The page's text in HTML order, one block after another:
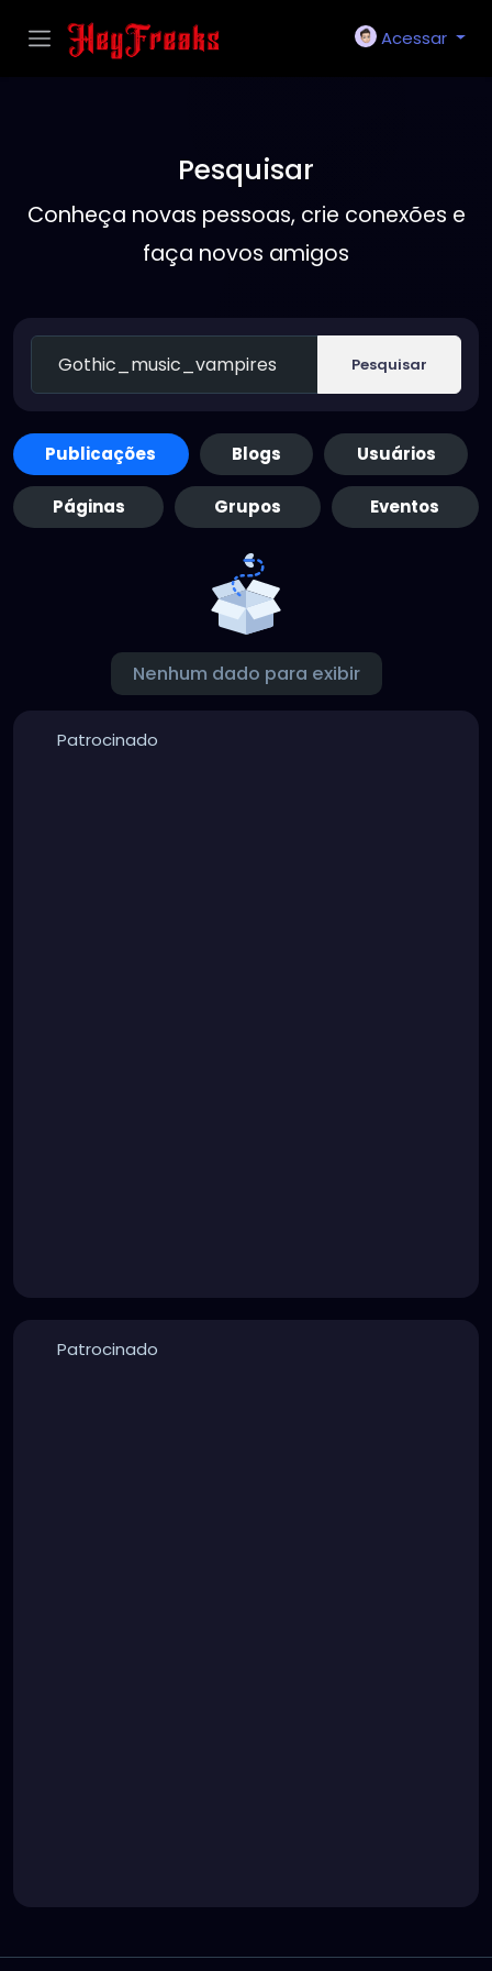
Acessar
Pesquisar
Conheça novas pessoas, crie conexões e
faça novos amigos
Pesquisar
Publicações Blogs Usuários
Páginas Grupos Eventos
Nenhum dado para exibir
Patrocinado
Patrocinado